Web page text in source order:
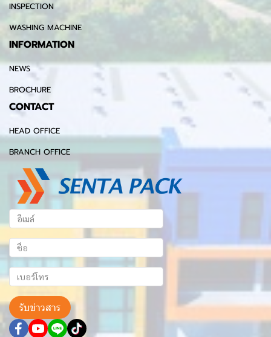
INSPECTION
WASHING MACHINE
INFORMATION
NEWS
BROCHURE
CONTACT
HEAD OFFICE
BRANCH OFFICE
รับข่าวสาร